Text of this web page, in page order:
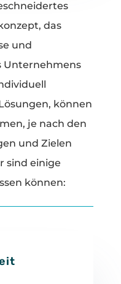
das
und
Unternehmens
können
je nach den
und Zielen
sind einige
können: